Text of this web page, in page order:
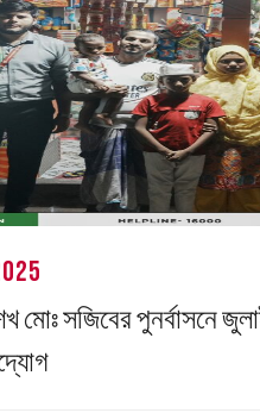
মোঃ সজিবের পুনর্বাসনে